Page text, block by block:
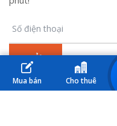
Mua bán Cho thuê